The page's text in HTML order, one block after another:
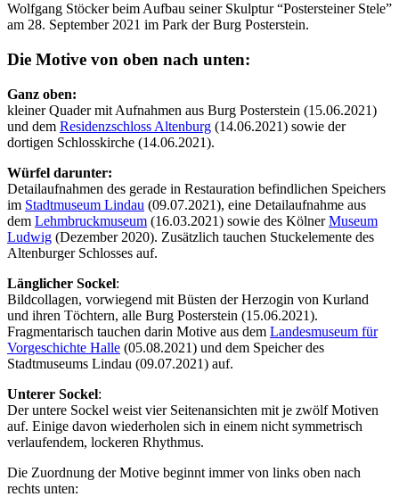
Wolfgang Stöcker beim Aufbau seiner Skulptur “Postersteiner Stele”
am 28. September 2021 im Park der Burg Posterstein.
Die Motive von oben nach unten:
Ganz oben:
kleiner Quader mit Aufnahmen aus Burg Posterstein (15.06.2021)
und dem Residenzschloss Altenburg (14.06.2021) sowie der
dortigen Schlosskirche (14.06.2021).
Würfel darunter:
Detailaufnahmen des gerade in Restauration befindlichen Speichers
im Stadtmuseum Lindau (09.07.2021), eine Detailaufnahme aus
dem Lehmbruckmuseum (16.03.2021) sowie des KölnerMuseum
Ludwig (Dezember 2020). Zusätzlich tauchen Stuckelemente des
Altenburger Schlosses auf.
Länglicher Sockel:
Bildcollagen, vorwiegend mit Büsten der Herzogin von Kurland
und ihren Töchtern, alle Burg Posterstein (15.06.2021).
Fragmentarisch tauchen darin Motive aus dem Landesmuseum für
Vorgeschichte Halle (05.08.2021) und dem Speicher des
Stadtmuseums Lindau (09.07.2021) auf.
Unterer Sockel:
Der untere Sockel weist vier Seitenansichten mit je zwölf Motiven
auf. Einige davon wiederholen sich in einem nicht symmetrisch
verlaufendem, lockeren Rhythmus.
Die Zuordnung der Motive beginnt immer von links oben nach
rechts unten: